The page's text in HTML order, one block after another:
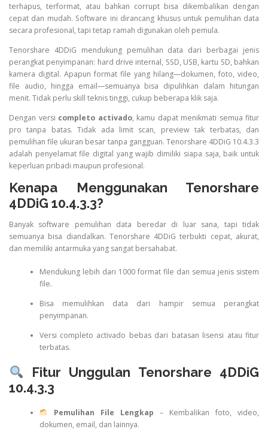
terhapus, terformat, atau bahkan corrupt bisa dikembalikan dengan
cepat dan mudah. Software ini dirancang khusus untuk pemulihan data
secara profesional, tapi tetap ramah digunakan oleh pemula.
Tenorshare 4DDiG mendukung pemulihan data dari berbagai jenis
perangkat penyimpanan: hard drive internal, SSD, USB, kartu SD, bahkan
kamera digital. Apapun format file yang hilang—dokumen, foto, video,
file audio, hingga email—semuanya bisa dipulihkan dalam hitungan
menit. Tidak perlu skill teknis tinggi, cukup beberapa klik saja.
Dengan versi completo activado, kamu dapat menikmati semua fitur
pro tanpa batas. Tidak ada limit scan, preview tak terbatas, dan
pemulihan file ukuran besar tanpa gangguan. Tenorshare 4DDiG 10.4.3.3
adalah penyelamat file digital yang wajib dimiliki siapa saja, baik untuk
keperluan pribadi maupun profesional.
Kenapa Menggunakan Tenorshare
4DDiG 10.4.3.3?
Banyak software pemulihan data beredar di luar sana, tapi tidak
semuanya bisa diandalkan. Tenorshare 4DDiG terbukti cepat, akurat,
dan memiliki antarmuka yang sangat bersahabat.
Mendukung lebih dari 1000 format file dan semua jenis sistem
file.
Bisa memulihkan data dari hampir semua perangkat
penyimpanan.
Versi completo activado bebas dari batasan lisensi atau fitur
terbatas.
Fitur Unggulan Tenorshare 4DDiG
10.4.3.3
Pemulihan File Lengkap – Kembalikan foto, video,
dokumen, email, dan lainnya.